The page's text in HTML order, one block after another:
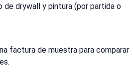
de drywall y pintura (por partida o
factura de muestra para comparar